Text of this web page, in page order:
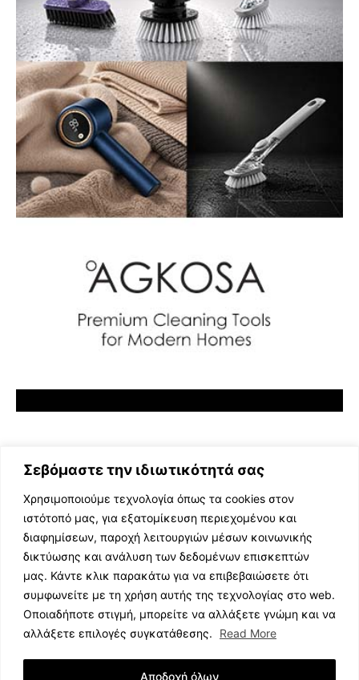
Σεβόμαστε την ιδιωτικότητά σας
Χρησιμοποιούμε τεχνολογία όπως τα cookies στον
ιστότοπό μας, για εξατομίκευση περιεχομένου και
διαφημίσεων, παροχή λειτουργιών μέσων κοινωνικής
δικτύωσης και ανάλυση των δεδομένων επισκεπτών
μας. Κάντε κλικ παρακάτω για να επιβεβαιώσετε ότι
συμφωνείτε με τη χρήση αυτής της τεχνολογίας στο web.
Οποιαδήποτε στιγμή, μπορείτε να αλλάξετε γνώμη και να
αλλάξετε επιλογές συγκατάθεσης.
Read More
Αποδοχή όλων
ΕΛΛΗΝΙΚΗ ΜΟΥΣΙΚΗ
TV SHOWS
EVENTS
ΘΕΑΤΡΟ
ΔΙΑΓΩΝΙΣΜΟΙ
STOA CULTURA